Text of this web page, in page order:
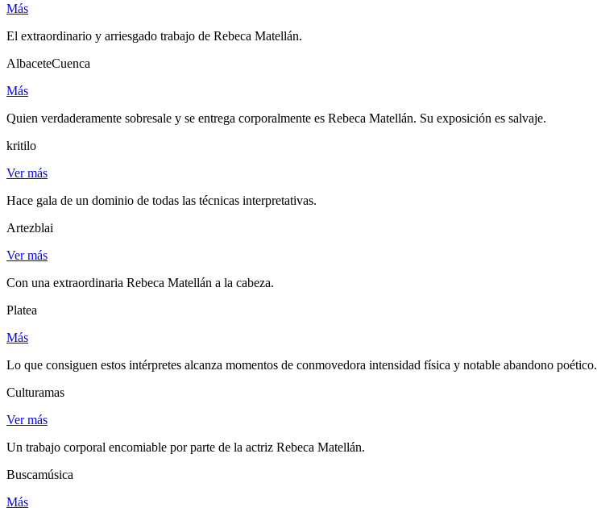
Más
El extraordinario y arriesgado trabajo de Rebeca Matellán.
AlbaceteCuenca
Más
Quien verdaderamente sobresale y se entrega corporalmente es Rebeca Matellán. Su exposición es salvaje.
kritilo
Ver más
Hace gala de un dominio de todas las técnicas interpretativas.
Artezblai
Ver más
Con una extraordinaria Rebeca Matellán a la cabeza.
Platea
Más
Lo que consiguen estos intérpretes alcanza momentos de conmovedora intensidad física y notable abandono poético.
Culturamas
Ver más
Un trabajo corporal encomiable por parte de la actriz Rebeca Matellán.
Buscamúsica
Más